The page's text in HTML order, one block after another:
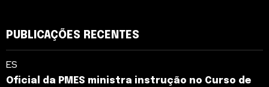
PUBLICAÇÕES RECENTES
ES
Oficial da PMES ministra instrução no Curso de